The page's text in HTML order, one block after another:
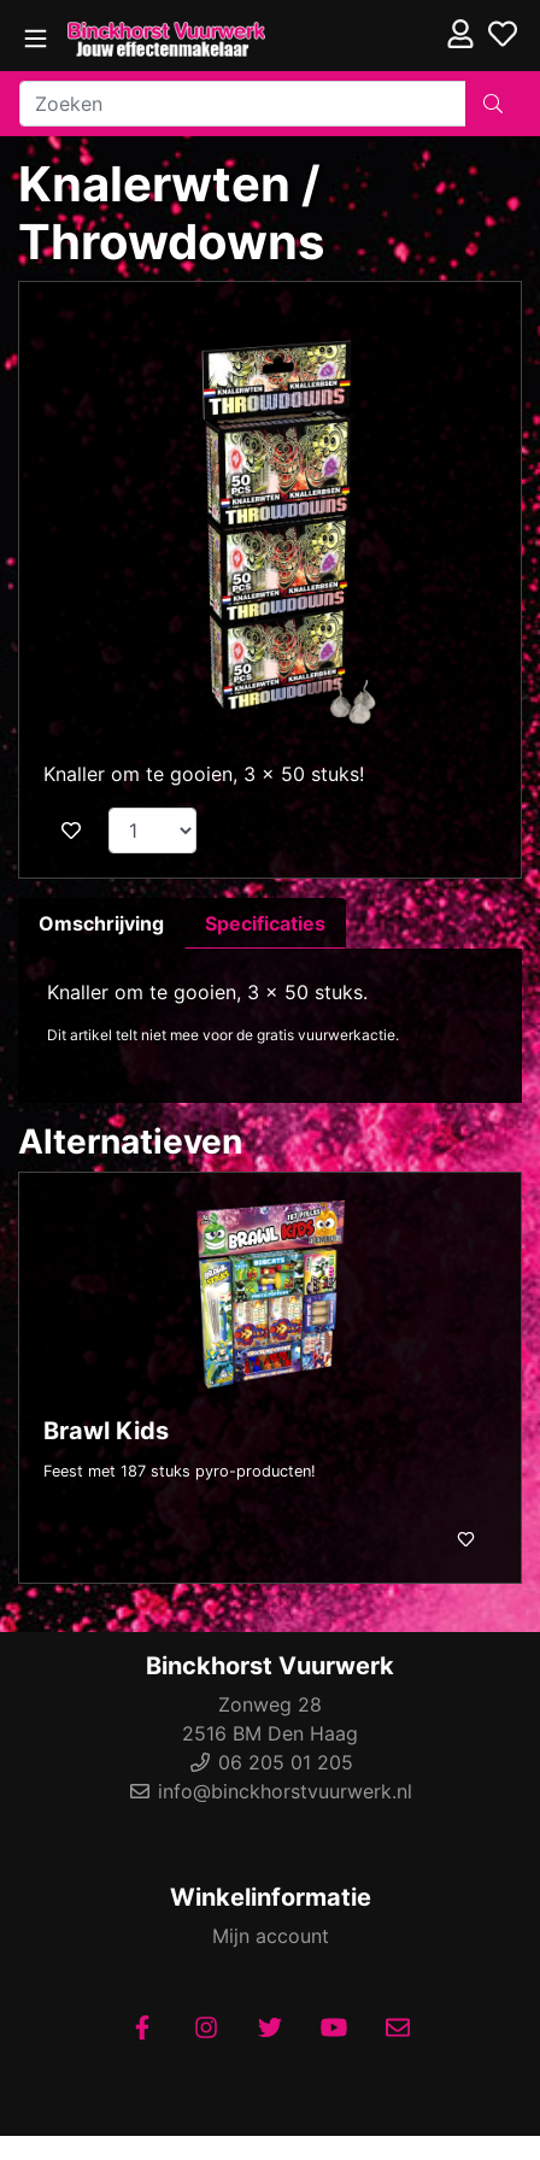
Knalerwten /
Throwdowns
Knaller om te gooien, 3 x 50 stuks!
Omschrijving Specificaties
Knaller om te gooien, 3 x 50 stuks.
Dit artikel telt niet mee voor de gratis vuurwerkactie.
Alternatieven
Brawl Kids
Feest met 187 stuks pyro-producten!
Binckhorst Vuurwerk
Zonweg 28
2516 BM Den Haag
06 205 01 205
info@binckhorstvuurwerk.nl
Winkelinformatie
Mijn account